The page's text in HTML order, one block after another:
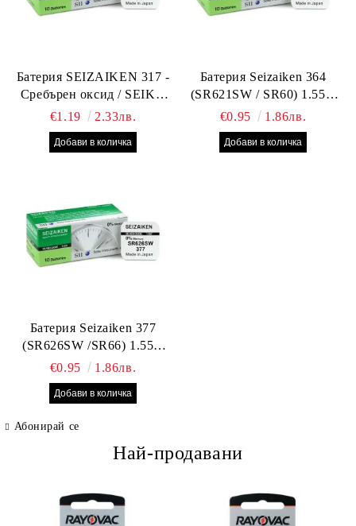
Батерия SEIZAIKEN 317 -
Сребърен оксид / SEIKO
SR516SW / SR62 – 1.55V –
Оригинална от Япония
€1.19 2.33лв.
Батерия Seizaiken 364
(SR621SW / SR60) 1.55V
Silver Oxide – оригинална
Seiko батерия за часовник
€0.95 1.86лв.
Батерия Seizaiken 377
(SR626SW /SR66) 1.55V
Silver Oxide – оригинална
Seiko батерия за часовник,
Made in Japan
€0.95 1.86лв.
Абонирай се
Най-продавани